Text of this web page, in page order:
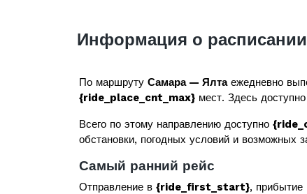
Информация о
По маршруту Самара — Ялтаежедневно
{ride_place_cnt_max} мест. Здесь
Всего по этому направлению доступно
обстановки, погодных условий и возможных
Самый ранний рейс
Отправление в {ride_first_start}, прибытие